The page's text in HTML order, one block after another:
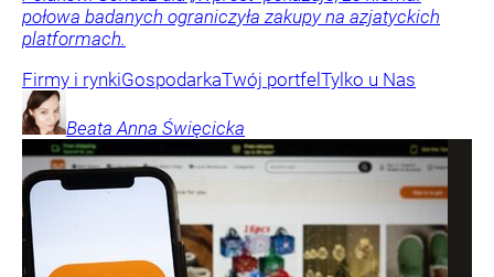
połowa badanych ograniczyła zakupy na azjatyckich
platformach.
Firmy i rynkiGospodarkaTwój portfel Tylko u Nas
Beata Anna Święcicka